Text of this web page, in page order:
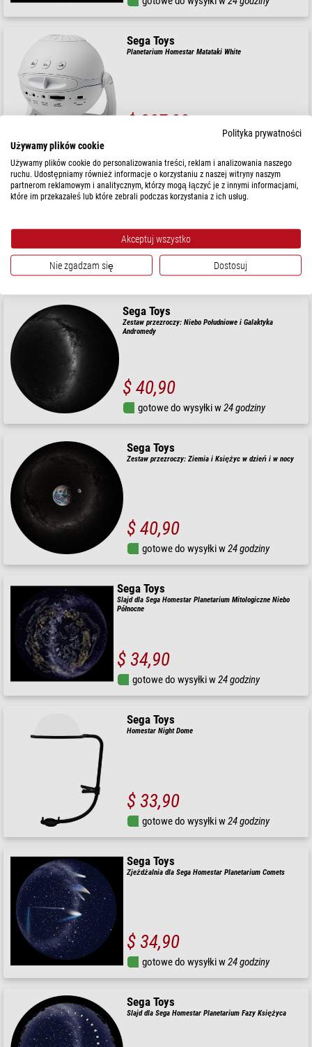
Sega Toys
Planetarium Homestar Matataki White
$ 207,00
1-2 tygodni
Sega Toys
Slajd dla Sega Homestar Planetarium Południowe
Gwiaździste niebo
$ 34,90
gotowe do wysyłki w24 godziny
Sega Toys
Zestaw przezroczy: Niebo Południowe i Galaktyka
Andromedy
$ 40,90
gotowe do wysyłki w24 godziny
Sega Toys
Zestaw przezroczy: Ziemia i Księżyc w dzień i w nocy
$ 40,90
gotowe do wysyłki w24 godziny
Sega Toys
Slajd dla Sega Homestar Planetarium Mitologiczne Niebo
Północne
$ 34,90
gotowe do wysyłki w24 godziny
Sega Toys
Homestar Night Dome
$ 33,90
gotowe do wysyłki w24 godziny
Sega Toys
Zjeżdżalnia dla Sega Homestar Planetarium Comets
$ 34,90
gotowe do wysyłki w24 godziny
Sega Toys
Slajd dla Sega Homestar Planetarium Fazy Księżyca
Polityka prywatności
Używamy plików cookie
Używamy plików cookie do personalizowania treści, reklam i analizowania naszego
ruchu. Udostępniamy również informacje o korzystaniu z naszej witryny naszym
partnerom reklamowym i analitycznym, którzy mogą łączyć je z innymi informacjami,
które im przekazałeś lub które zebrali podczas korzystania z ich usług.
Akceptuj wszystko
Nie zgadzam się Dostosuj